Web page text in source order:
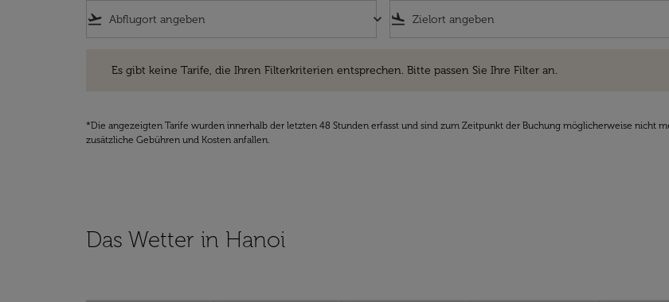
flight_takeoff keyboard_arrow_down flight_land
Es gibt keine Tarife, die Ihren Filterkriterien entsprechen. Bitte passen Sie Ihre Filter an.
*Die angezeigten Tarife wurden innerhalb der letzten 48 Stunden erfasst und sind zum Zeitpunkt der Buchung möglicherweise nicht
zusätzliche Gebühren und Kosten anfallen.
Das Wetter in Hanoi